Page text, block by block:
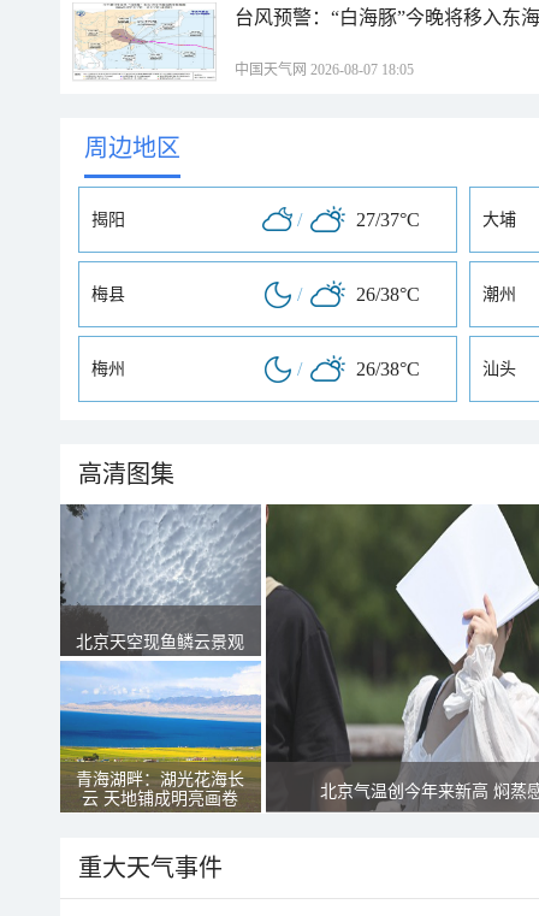
台风预警：“白海豚”今晚将移入东
中国天气网 2026-08-07 18:05
周边地区
揭阳 / 27/37°C 大埔
梅县 / 26/38°C 潮州
梅州 / 26/38°C 汕头
高清图集
北京天空现鱼鳞云景观
青海湖畔：湖光花海长
云 天地铺成明亮画卷
北京气温创今年来新高 焖蒸
重大天气事件